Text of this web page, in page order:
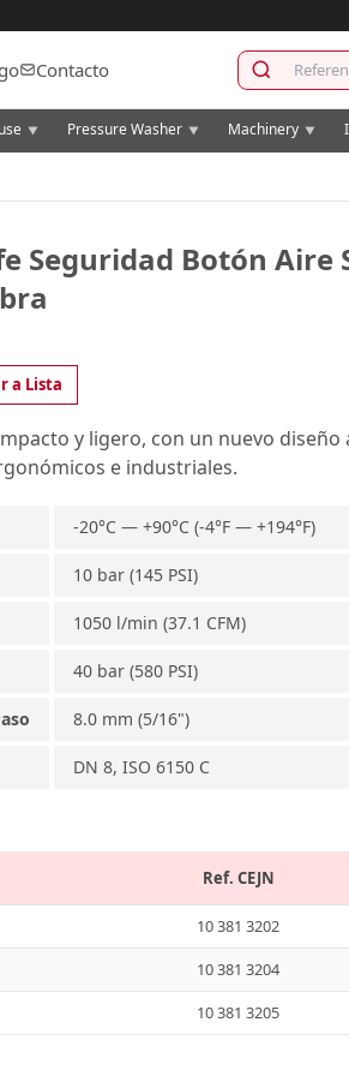
Contacto
▼ Pressure Washer ▼ Machinery ▼
Seguridad Botón Aire
a Lista
y ligero, con un nuevo diseño
e industriales.
-20°C — +90°C (-4°F — +194°F)
10 bar (145 PSI)
1050 l/min (37.1 CFM)
40 bar (580 PSI)
8.0 mm (5/16")
DN 8, ISO 6150 C
Ref. CEJN
10 381 3202
10 381 3204
10 381 3205